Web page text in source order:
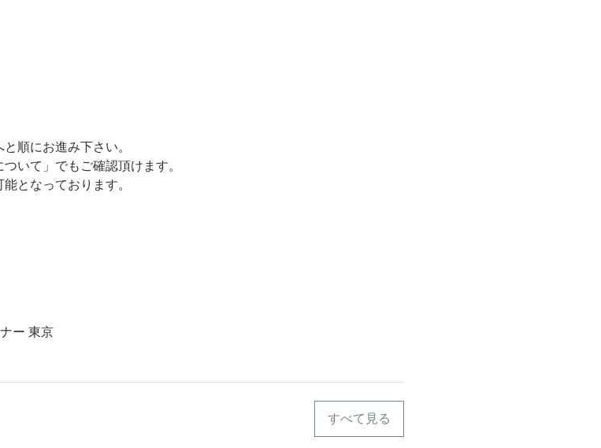
順にお進み下さい。
いて」でもご確認頂けます。
となっております。
ー 東京
すべて見る